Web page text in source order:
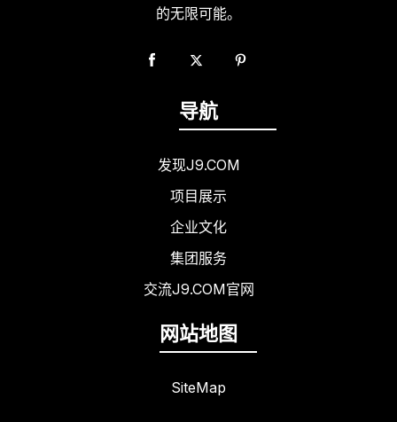
的无限可能。
导航
发现J9.COM
项目展示
企业文化
集团服务
交流J9.COM官网
网站地图
SiteMap